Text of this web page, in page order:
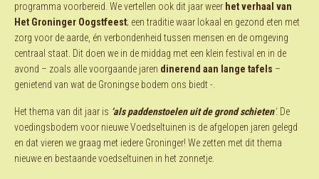
programma voorbereid. We vertellen ook dit jaar weer het verhaal van
Het Groninger Oogstfeest; een traditie waar lokaal en gezond eten met
zorg voor de aarde, én verbondenheid tussen mensen en de omgeving
centraal staat. Dit doen we in de middag met een klein festival en in de
avond – zoals alle voorgaande jaren dinerend aan lange tafels –
genietend van wat de Groningse bodem ons biedt -.
Het thema van dit jaar is ‘als paddenstoelen uit de grond schieten’. De
voedingsbodem voor nieuwe Voedseltuinen is de afgelopen jaren gelegd
en dat vieren we graag met iedere Groninger! We zetten met dit thema
nieuwe en bestaande voedseltuinen in het zonnetje.